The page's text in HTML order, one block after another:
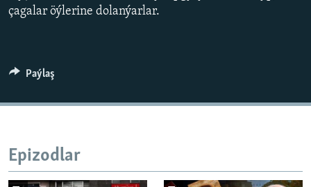
çagalar öýlerine dolanýarlar.
Paýlaş
Epizodlar